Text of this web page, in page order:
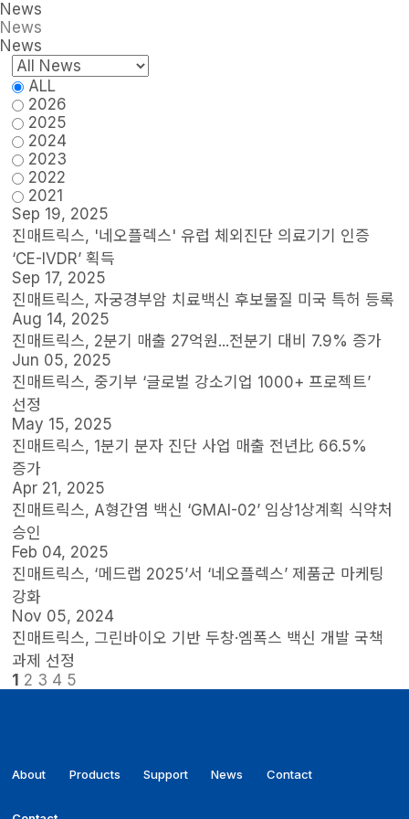
News
News
News
ALL
2026
2025
2024
2023
2022
2021
Sep 19, 2025
진매트릭스, '네오플렉스' 유럽 체외진단 의료기기 인증
‘CE-IVDR’ 획득
Sep 17, 2025
진매트릭스, 자궁경부암 치료백신 후보물질 미국 특허 등록
Aug 14, 2025
진매트릭스, 2분기 매출 27억원...전분기 대비 7.9% 증가
Jun 05, 2025
진매트릭스, 중기부 ‘글로벌 강소기업 1000+ 프로젝트’
선정
May 15, 2025
진매트릭스, 1분기 분자 진단 사업 매출 전년比 66.5%
증가
Apr 21, 2025
진매트릭스, A형간염 백신 ‘GMAI-02’ 임상1상계획 식약처
승인
Feb 04, 2025
진매트릭스, ‘메드랩 2025’서 ‘네오플렉스’ 제품군 마케팅
강화
Nov 05, 2024
진매트릭스, 그린바이오 기반 두창·엠폭스 백신 개발 국책
과제 선정
1 2 3 4 5
About Products Support News Contact